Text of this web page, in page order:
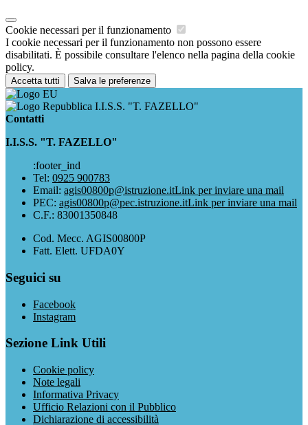
Cookie necessari per il funzionamento
I cookie necessari per il funzionamento non possono essere
disabilitati. È possibile consultare l'elenco nella pagina della cookie
policy.
Accetta tutti Salva le preferenze
I.I.S.S. "T. FAZELLO"
Contatti
I.I.S.S. "T. FAZELLO"
:footer_ind
Tel: 0925 900783
Email: agis00800p@istruzione.itLink per inviare una mail
PEC: agis00800p@pec.istruzione.itLink per inviare una mail
C.F.: 83001350848
Cod. Mecc. AGIS00800P
Fatt. Elett. UFDA0Y
Seguici su
Facebook
Instagram
Sezione Link Utili
Cookie policy
Note legali
Informativa Privacy
Ufficio Relazioni con il Pubblico
Dichiarazione di accessibilità